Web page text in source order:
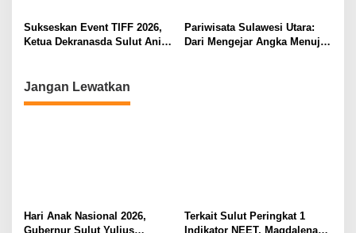
Kebudayaan Ke Wisatawan
Sukseskan Event TIFF 2026,
Ketua Dekranasda Sulut Anik
Pariwisata Sulawesi Utara:
Dari Mengejar Angka Menuju
Jangan Lewatkan
Hari Anak Nasional 2026,
Gubernur Sulut Yulius
Terkait Sulut Peringkat 1
Indikator NEET, Magdalena